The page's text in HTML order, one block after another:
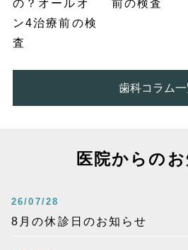
前の検査
歯科コラム一
医院からの
26/07/28
8月の休診日のお知らせ